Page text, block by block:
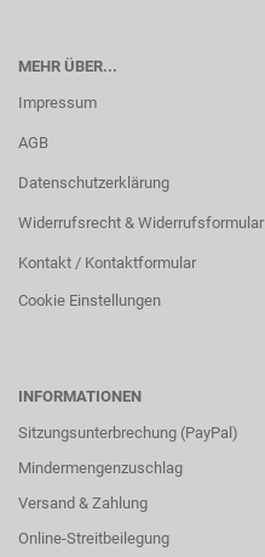
MEHR ÜBER...
Impressum
AGB
Datenschutzerklärung
Widerrufsrecht & Widerrufsformular
Kontakt / Kontaktformular
Cookie Einstellungen
INFORMATIONEN
Sitzungsunterbrechung (PayPal)
Mindermengenzuschlag
Versand & Zahlung
Online-Streitbeilegung